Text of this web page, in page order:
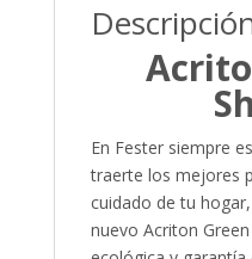
En Fester siempre
traerte los mejores
cuidado de tu
nuevo Acriton